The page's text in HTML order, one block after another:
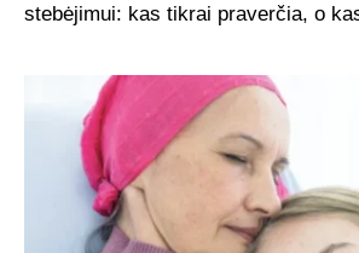
stebėjimui: kas tikrai praverčia, o